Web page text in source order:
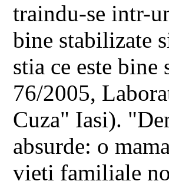
traindu-se intr-
bine stabilizate
stia ce este bine
76/2005,
Cuza" Iasi).
absurde: o
vieti familiale